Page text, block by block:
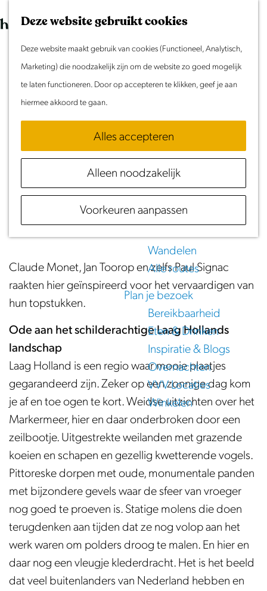
Deze website gebruikt cookies
Deze website maakt gebruik van cookies (Functioneel, Analytisch,
Marketing) die noodzakelijk zijn om de website zo goed mogelijk
te laten functioneren. Door op accepteren te klikken, geef je aan
hiermee akkoord te gaan.
Alles accepteren
Alleen noodzakelijk
Voorkeuren aanpassen
G
a
K
a
r
t
Z
e
k
e
n
e
n
u
Dit weekend
Doen & Beleven
Zomer in Laag Holland
Samen eropuit
Rust & Stilte
Activiteiten
Routes
Fietsen
Wandelen
Alle routes
Plan je bezoek
Bereikbaarheid
Eten & Drinken
Inspiratie & Blogs
Overnachten
VVV Locaties
Winkelen
Ode aan het schilderachtige Laag Hollandse
landschap
(92 km)
Het decor van Laag Holland is al eeuwen dé
inspiratiebron van menig kunstenaar. Deze route
neemt je mee langs deze idyllische plekken...
Claude Monet, Jan Toorop en zelfs Paul Signac
raakten hier geïnspireerd voor het vervaardigen van
hun topstukken.
Ode aan het schilderachtige Laag Hollands
landschap
Laag Holland is een regio waar mooie plaatjes
gegarandeerd zijn. Zeker op een zonnige dag kom
je af en toe ogen te kort. Weidse uitzichten over het
Markermeer, hier en daar onderbroken door een
zeilbootje. Uitgestrekte weilanden met grazende
koeien en schapen en gezellig kwetterende vogels.
Pittoreske dorpen met oude, monumentale panden
met bijzondere gevels waar de sfeer van vroeger
nog goed te proeven is. Statige molens die doen
terugdenken aan tijden dat ze nog volop aan het
werk waren om polders droog te malen. En hier en
daar nog een vleugje klederdracht. Het is het beeld
dat veel buitenlanders van Nederland hebben en